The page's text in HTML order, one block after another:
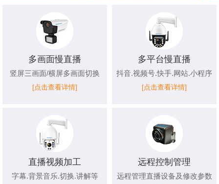
多画面慢直播
竖屏三画面/横屏多画面切换
[点击查看详情]
多平台慢直播
抖音.视频号.快手.网站.小程序
[点击查看详情]
直播视频加工
字幕.背景音乐.切换.讲解等
远程控制管理
远程管理直播设备及修改参数